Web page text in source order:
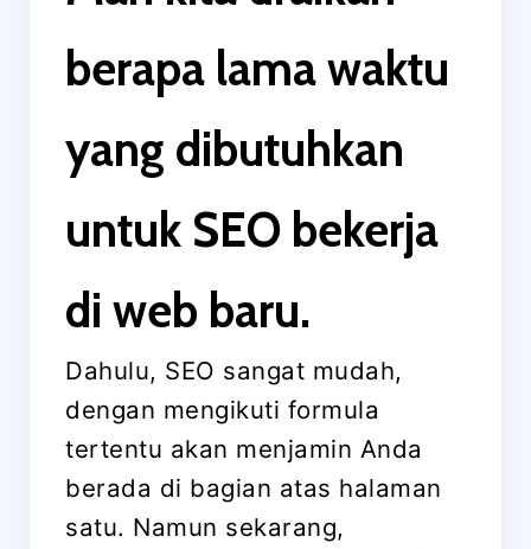
berapa lama waktu
yang dibutuhkan
untuk SEO bekerja
di web baru.
Dahulu, SEO sangat mudah,
dengan mengikuti formula
tertentu akan menjamin Anda
berada di bagian atas halaman
satu. Namun sekarang,